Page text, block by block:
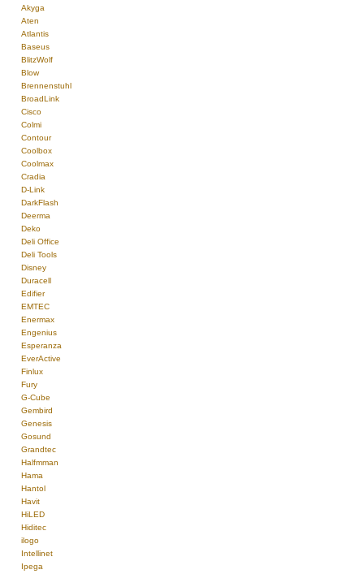
Akyga
Aten
Atlantis
Baseus
BlitzWolf
Blow
Brennenstuhl
BroadLink
Cisco
Colmi
Contour
Coolbox
Coolmax
Cradia
D-Link
DarkFlash
Deerma
Deko
Deli Office
Deli Tools
Disney
Duracell
Edifier
EMTEC
Enermax
Engenius
Esperanza
EverActive
Finlux
Fury
G-Cube
Gembird
Genesis
Gosund
Grandtec
Halfmman
Hama
Hantol
Havit
HiLED
Hiditec
ilogo
Intellinet
Ipega